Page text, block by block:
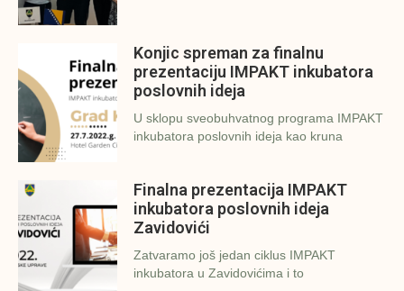
Konjic spreman za finalnu
prezentaciju IMPAKT inkubatora
poslovnih ideja
U sklopu sveobuhvatnog programa IMPAKT
inkubatora poslovnih ideja kao kruna
Finalna prezentacija IMPAKT
inkubatora poslovnih ideja
Zavidovići
Zatvaramo još jedan ciklus IMPAKT
inkubatora u Zavidovićima i to